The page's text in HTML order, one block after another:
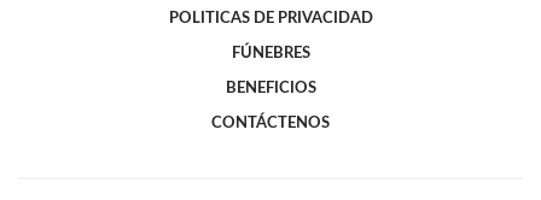
POLITICAS DE PRIVACIDAD
FÚNEBRES
BENEFICIOS
CONTÁCTENOS